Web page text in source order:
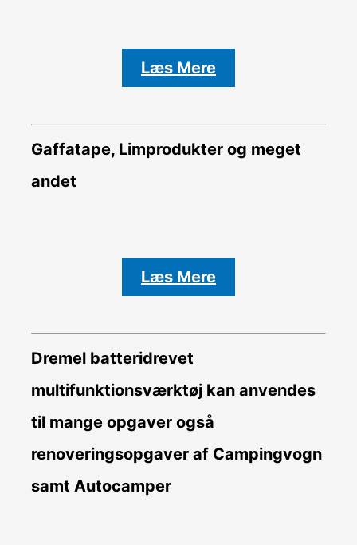
Læs Mere
Gaffatape, Limprodukter og meget
andet
Læs Mere
Dremel batteridrevet
multifunktionsværktøj kan anvendes
til mange opgaver også
renoveringsopgaver af Campingvogn
samt Autocamper